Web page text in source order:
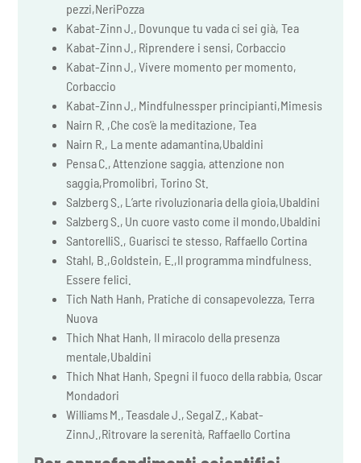
pezzi,NeriPozza
Kabat-Zinn J., Dovunque tu vada ci sei già, Tea
Kabat-Zinn J., Riprendere i sensi, Corbaccio
Kabat-Zinn J., Vivere momento per momento,
Corbaccio
Kabat-Zinn J., Mindfulnessper principianti,Mimesis
Nairn R. ,Che cos’è la meditazione, Tea
Nairn R., La mente adamantina,Ubaldini
Pensa C., Attenzione saggia, attenzione non
saggia,Promolibri, Torino St.
Salzberg S., L’arte rivoluzionaria della gioia,Ubaldini
Salzberg S., Un cuore vasto come il mondo,Ubaldini
SantorelliS., Guarisci te stesso, Raffaello Cortina
Stahl, B.,Goldstein, E.,Il programma mindfulness.
Essere felici.
Tich Nath Hanh, Pratiche di consapevolezza, Terra
Nuova
Thich Nhat Hanh, Il miracolo della presenza
mentale,Ubaldini
Thich Nhat Hanh, Spegni il fuoco della rabbia, Oscar
Mondadori
Williams M., Teasdale J., Segal Z., Kabat-
ZinnJ.,Ritrovare la serenità, Raffaello Cortina